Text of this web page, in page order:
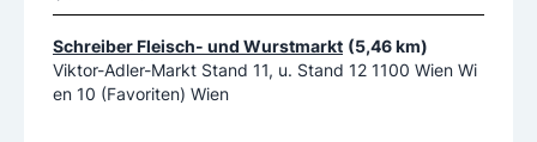
Schreiber Fleisch- und Wurstmarkt (5,46 km)
Viktor-Adler-Markt Stand 11, u. Stand 12 1100 Wien Wi
en 10 (Favoriten) Wien